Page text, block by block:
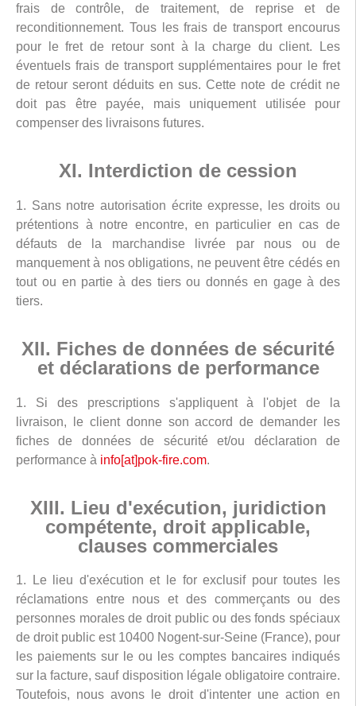
frais de contrôle, de traitement, de reprise et de
reconditionnement. Tous les frais de transport encourus
pour le fret de retour sont à la charge du client. Les
éventuels frais de transport supplémentaires pour le fret
de retour seront déduits en sus. Cette note de crédit ne
doit pas être payée, mais uniquement utilisée pour
compenser des livraisons futures.
XI. Interdiction de cession
1. Sans notre autorisation écrite expresse, les droits ou
prétentions à notre encontre, en particulier en cas de
défauts de la marchandise livrée par nous ou de
manquement à nos obligations, ne peuvent être cédés en
tout ou en partie à des tiers ou donnés en gage à des
tiers.
XII. Fiches de données de sécurité
et déclarations de performance
1. Si des prescriptions s'appliquent à l'objet de la
livraison, le client donne son accord de demander les
fiches de données de sécurité et/ou déclaration de
performance à info[at]pok-fire.com.
XIII. Lieu d'exécution, juridiction
compétente, droit applicable,
clauses commerciales
1. Le lieu d'exécution et le for exclusif pour toutes les
réclamations entre nous et des commerçants ou des
personnes morales de droit public ou des fonds spéciaux
de droit public est 10400 Nogent-sur-Seine (France), pour
les paiements sur le ou les comptes bancaires indiqués
sur la facture, sauf disposition légale obligatoire contraire.
Toutefois, nous avons le droit d'intenter une action en